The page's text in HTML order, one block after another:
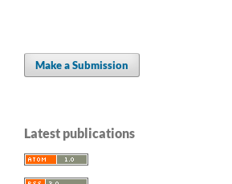
Make a Submission
Latest publications